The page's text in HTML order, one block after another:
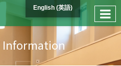
English (英語)
Information